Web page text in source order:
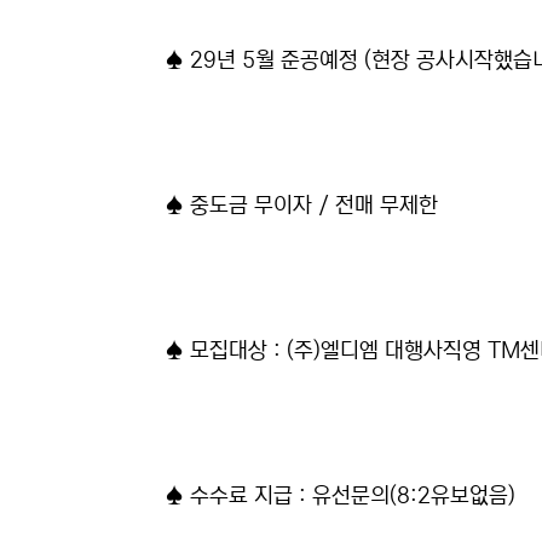
♠ 29년 5월 준공예정 (현장 공사시작했습
♠ 중도금 무이자 / 전매 무제한
♠ 모집대상 : (주)엘디엠 대행사직영 TM
♠ 수수료 지급 : 유선문의(8:2유보없음)